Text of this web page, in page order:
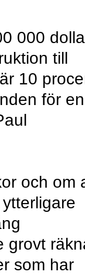
000
till
10
för en
och om
grovt
som har